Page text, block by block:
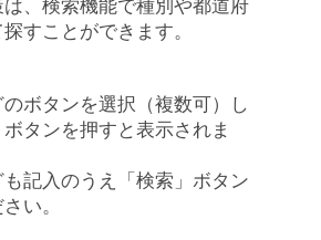
は、検索機能で種別や都道府
すことができます。
ボタンを選択（複数可）し
タンを押すと表示されま
記入のうえ「検索」ボタン
い。